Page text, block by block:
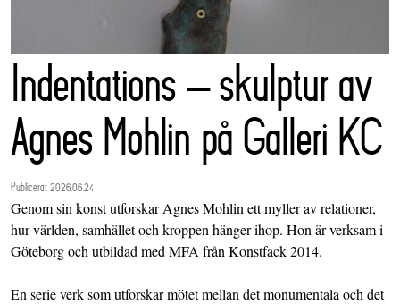
Indentations – skulptur av
Agnes Mohlin på Galleri KC
Publicerat 2026.06.24
Genom sin konst utforskar Agnes Mohlin ett myller av relationer,
hur världen, samhället och kroppen hänger ihop. Hon är verksam i
Göteborg och utbildad med MFA från Konstfack 2014.
En serie verk som utforskar mötet mellan det monumentala och det